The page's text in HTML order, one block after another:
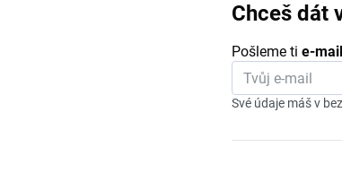
Chceš dát
Pošleme ti e-
Své údaje máš v